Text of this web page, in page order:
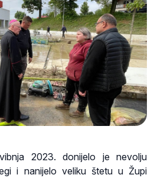
2023. donijelo je nevolju
i nanijelo veliku štetu u Župi